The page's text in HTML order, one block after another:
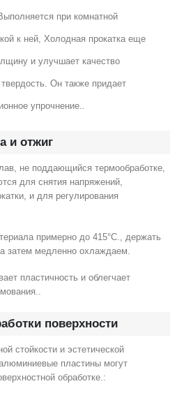
при комнатной
к ней, Холодная прокатка еще
и улучшает качество
Он также придает
упрочнение..
и отжиг
не поддающийся термообработке,
для снятия напряжений,
и для регулирования
примерно до 415°C., держать
затем медленно охлаждаем.
пластичность и облегчает
поверхности
стойкости и эстетической
пластины могут
обработке.: